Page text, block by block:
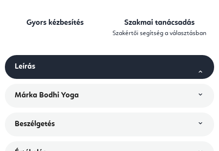
Gyors kézbesítés Szakmai tanácsadás
Szakértői segítség a választásban
Leírás
Márka Bodhi Yoga
Beszélgetés